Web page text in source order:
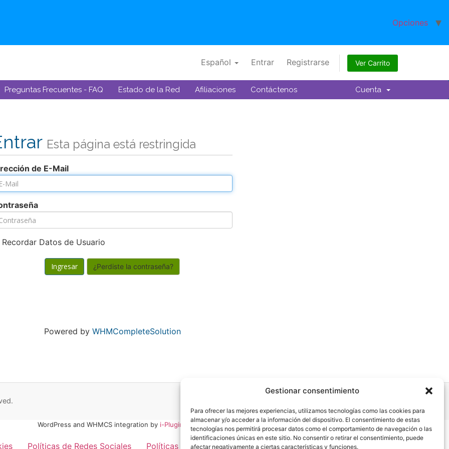
Gestionar consentimiento
Para ofrecer las mejores experiencias, utilizamos tecnologías como las cookies para
almacenar y/o acceder a la información del dispositivo. El consentimiento de estas
tecnologías nos permitirá procesar datos como el comportamiento de navegación o las
identificaciones únicas en este sitio. No consentir o retirar el consentimiento, puede
afectar negativamente a ciertas características y funciones.
Opciones
Español Entrar Registrarse Ver Carrito
Preguntas Frecuentes - FAQ Estado de la Red Afiliaciones Contáctenos Cuenta
Esta página está restringida
de E-Mail
Recordar Datos de Usuario
¿Perdiste la contraseña?
Powered by WHMCompleteSolution
WordPress and WHMCS integration by i-Plugins
Políticas de Redes Sociales Políticas de Privacidad